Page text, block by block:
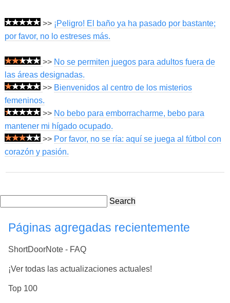
>> ¡Peligro! El baño ya ha pasado por bastante;
por favor, no lo estreses más.
>> No se permiten juegos para adultos fuera de
las áreas designadas.
>> Bienvenidos al centro de los misterios
femeninos.
>> No bebo para emborracharme, bebo para
mantener mi hígado ocupado.
>> Por favor, no se ría: aquí se juega al fútbol con
corazón y pasión.
Search
Páginas agregadas recientemente
ShortDoorNote - FAQ
¡Ver todas las actualizaciones actuales!
Top 100